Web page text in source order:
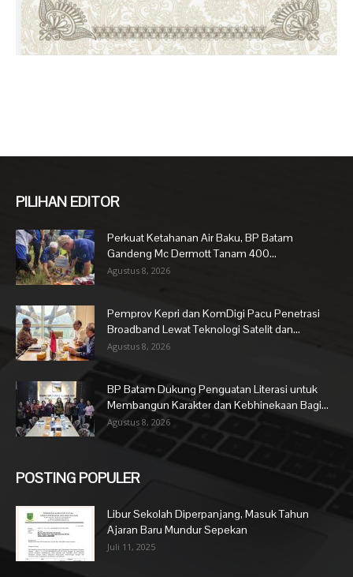
PILIHAN EDITOR
Perkuat Ketahanan Air Baku, BP Batam
Gandeng Mc Dermott Tanam 400...
Agustus 8, 2026
Pemprov Kepri dan KomDigi Pacu Penetrasi
Broadband Lewat Teknologi Satelit dan...
Agustus 8, 2026
BP Batam Dukung Penguatan Literasi untuk
Membangun Karakter dan Kebhinekaan Bagi...
Agustus 8, 2026
POSTING POPULER
Libur Sekolah Diperpanjang, Masuk Tahun
Ajaran Baru Mundur Sepekan
Juli 11, 2025